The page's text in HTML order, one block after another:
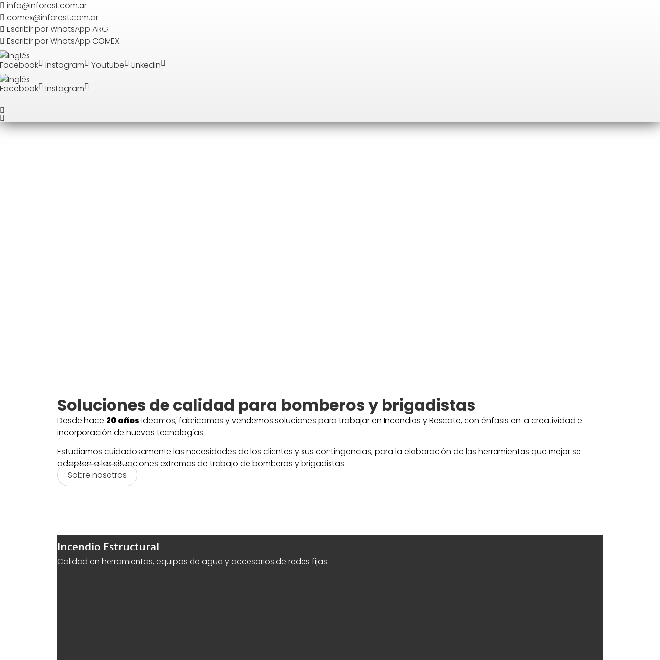
info@inforest.com.ar
comex@inforest.com.ar
Escribir por WhatsApp ARG
Escribir por WhatsApp COMEX
Facebook Instagram Youtube Linkedin
Facebook Instagram
Search
BUSCAR
Soluciones de calidad para bomberos y brigadistas
Desde hace 20años ideamos, fabricamos y vendemos soluciones para trabajar en Incendios y Rescate, con énfasis en la creatividad e
incorporación de nuevas tecnologías.
Estudiamos cuidadosamente las necesidades de los clientes y sus contingencias, para la elaboración de las herramientas que mejor se
adapten a las situaciones extremas de trabajo de bomberos y brigadistas.
Sobre nosotros
Incendio Estructural
Calidad en herramientas, equipos de agua y accesorios de redes fijas.